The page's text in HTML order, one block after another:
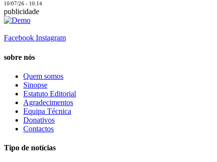
10/07/26 - 10:14
publicidade
Facebook Instagram
sobre nós
Quem somos
Sinopse
Estatuto Editorial
Agradecimentos
Equipa Técnica
Donativos
Contactos
Tipo de notícias